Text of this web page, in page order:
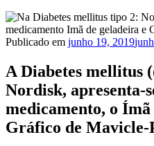
Publicado em junho 19, 2019
A Diabetes mellitus
Nordisk, apresenta-
medicamento, o
Gráfico de Mavicle-